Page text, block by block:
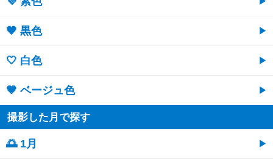
🖤 黒色
🤍 白色
🤎 ベージュ色
撮影した月で探す
🌅 1月